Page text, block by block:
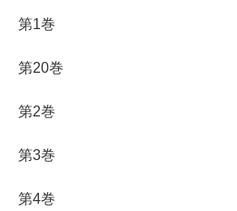
第1巻
第20巻
第2巻
第3巻
第4巻